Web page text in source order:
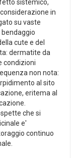
sistemico,
in
su vaste
cute e del
dermatite da
condizioni
non nota:
al sito
eritema al
che si
e'
continuo